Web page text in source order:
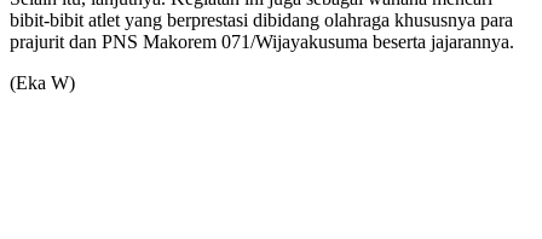
bibit-bibit atlet yang berprestasi dibidang olahraga khususnya para
prajurit dan PNS Makorem 071/Wijayakusuma beserta jajarannya.
(Eka W)